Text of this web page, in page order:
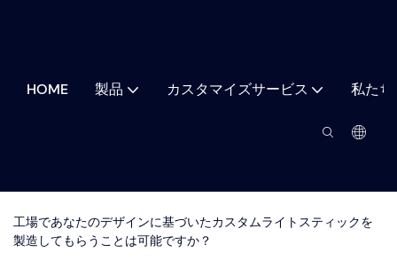
HOME 製品 カスタマイズサービス 私た
工場であなたのデザインに基づいたカスタムライトスティックを
製造してもらうことは可能ですか？